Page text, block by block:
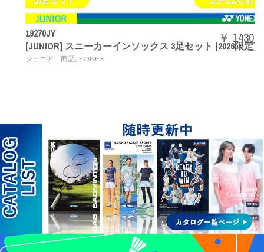
19270JY
[JUNIOR] スニーカーインソックス 3足セット [2026限定]
ジュニア 商品,YONEX
￥ 1430